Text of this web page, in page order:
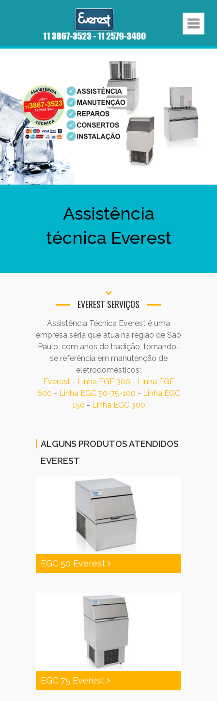
Assistência
técnica Everest
EVEREST SERVIÇOS
Assistência Técnica Everest é uma
empresa séria que atua na região de São
Paulo, com anos de tradição, tornando-
se referência em manutenção de
eletrodomésticos:
Everest- Linha EGE 300 - Linha EGE
600 - Linha EGC 50-75-100 - Linha EGC
150 - Linha EGC 300
ALGUNS PRODUTOS ATENDIDOS
EVEREST
EGC 50 Everest
EGC 75 Everest